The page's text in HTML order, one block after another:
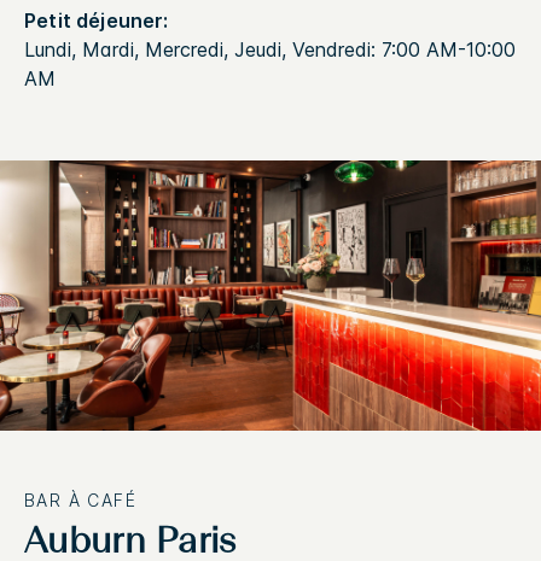
Petit déjeuner:
Lundi, Mardi, Mercredi, Jeudi, Vendredi: 7:00 AM-10:00
AM
BAR À CAFÉ
Auburn Paris